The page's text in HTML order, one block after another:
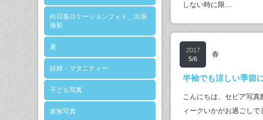
向日葵ロケーションフォト＿出張
撮影
夏
妊婦・マタニティー
子ども写真
家族写真
しない時に限…
2017
5/6
春
半袖でも涼しい季節
こんにちは、セピア写
ィークいかがお過ごし